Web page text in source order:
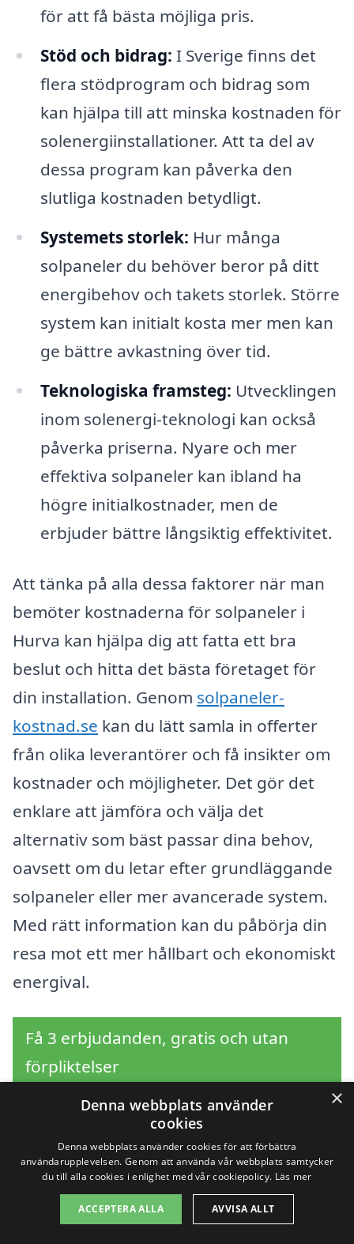
för att få bästa möjliga pris.
Stöd och bidrag: I Sverige finns det
flera stödprogram och bidrag som
kan hjälpa till att minska kostnaden för
solenergiinstallationer. Att ta del av
dessa program kan påverka den
slutliga kostnaden betydligt.
Systemets storlek: Hur många
solpaneler du behöver beror på ditt
energibehov och takets storlek. Större
system kan initialt kosta mer men kan
ge bättre avkastning över tid.
Teknologiska framsteg: Utvecklingen
inom solenergi-teknologi kan också
påverka priserna. Nyare och mer
effektiva solpaneler kan ibland ha
högre initialkostnader, men de
erbjuder bättre långsiktig effektivitet.
Att tänka på alla dessa faktorer när man
bemöter kostnaderna för solpaneler i
Hurva kan hjälpa dig att fatta ett bra
beslut och hitta det bästa företaget för
din installation. Genom solpaneler-
kostnad.se kan du lätt samla in offerter
från olika leverantörer och få insikter om
kostnader och möjligheter. Det gör det
enklare att jämföra och välja det
alternativ som bäst passar dina behov,
oavsett om du letar efter grundläggande
solpaneler eller mer avancerade system.
Med rätt information kan du påbörja din
resa mot ett mer hållbart och ekonomiskt
energival.
Få 3 erbjudanden, gratis och utan
förpliktelser
Sök efter en
professionell för
solpaneler i andra
×
Denna webbplats använder
cookies
Denna webbplats använder cookies för att förbättra
användarupplevelsen. Genom att använda vår webbplats samtycker
du till alla cookies i enlighet med vår cookiepolicy. Läs mer
ACCEPTERA ALLA AVVISA ALLT